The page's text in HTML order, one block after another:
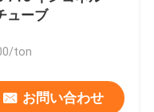
ューブ
ton
お問い合わせ